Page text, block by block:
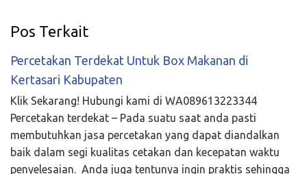
Pos Terkait
Percetakan Terdekat Untuk Box Makanan di
Kertasari Kabupaten
Klik Sekarang! Hubungi kami di WA089613223344
Percetakan terdekat – Pada suatu saat anda pasti
membutuhkan jasa percetakan yang dapat diandalkan
baik dalam segi kualitas cetakan dan kecepatan waktu
penyelesaian. Anda juga tentunya ingin praktis sehingga